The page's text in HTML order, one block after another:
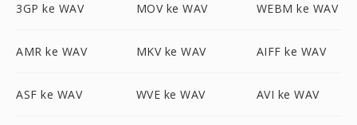
3GP ke WAV MOV ke WAV WEBM ke WAV
AMR ke WAV MKV ke WAV AIFF ke WAV
ASF ke WAV WVE ke WAV AVI ke WAV